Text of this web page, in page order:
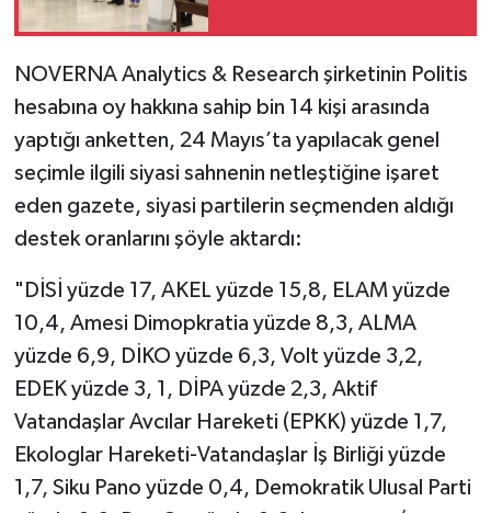
NOVERNA Analytics & Research şirketinin Politis
hesabına oy hakkına sahip bin 14 kişi arasında
yaptığı anketten, 24 Mayıs’ta yapılacak genel
seçimle ilgili siyasi sahnenin netleştiğine işaret
eden gazete, siyasi partilerin seçmenden aldığı
destek oranlarını şöyle aktardı:
"DİSİ yüzde 17, AKEL yüzde 15,8, ELAM yüzde
10,4, Amesi Dimopkratia yüzde 8,3, ALMA
yüzde 6,9, DİKO yüzde 6,3, Volt yüzde 3,2,
EDEK yüzde 3, 1, DİPA yüzde 2,3, Aktif
Vatandaşlar Avcılar Hareketi (EPKK) yüzde 1,7,
Ekologlar Hareketi-Vatandaşlar İş Birliği yüzde
1,7, Siku Pano yüzde 0,4, Demokratik Ulusal Parti